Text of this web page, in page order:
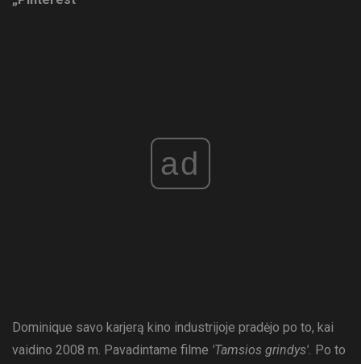
ad
Dominique savo karjerą kino industrijoje pradėjo po to, kai
vaidino 2008 m. Pavadintame filme 'Tamsios grindys'. Po to